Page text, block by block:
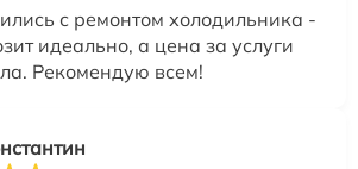
с ремонтом холодильника -
идеально, а цена за услуги
Рекомендую всем!